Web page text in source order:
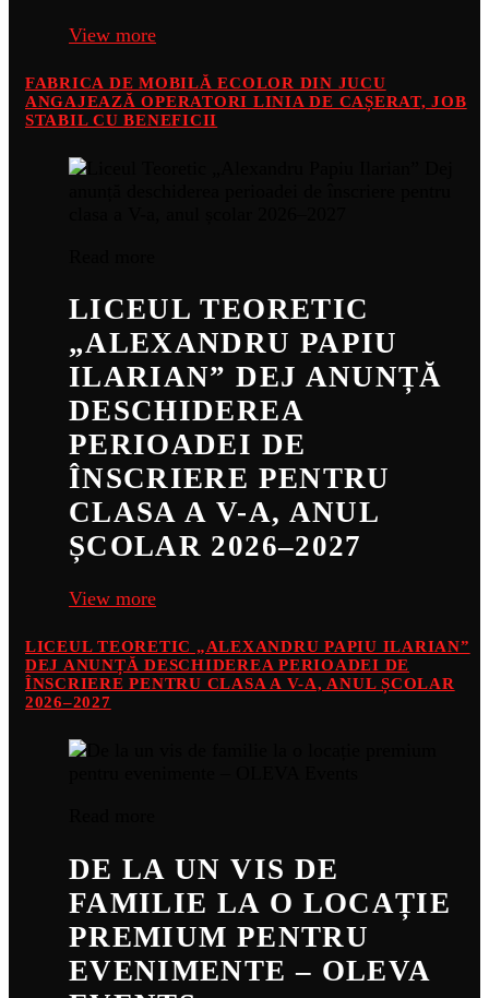
View more
FABRICA DE MOBILĂ ECOLOR DIN JUCU
ANGAJEAZĂ OPERATORI LINIA DE CAȘERAT, JOB
STABIL CU BENEFICII
LICEUL TEORETIC
„ALEXANDRU PAPIU
ILARIAN” DEJ ANUNȚĂ
DESCHIDEREA
PERIOADEI DE
ÎNSCRIERE PENTRU
CLASA A V-A, ANUL
ȘCOLAR 2026–2027
View more
LICEUL TEORETIC „ALEXANDRU PAPIU ILARIAN”
DEJ ANUNȚĂ DESCHIDEREA PERIOADEI DE
ÎNSCRIERE PENTRU CLASA A V-A, ANUL ȘCOLAR
2026–2027
DE LA UN VIS DE
FAMILIE LA O LOCAȚIE
PREMIUM PENTRU
EVENIMENTE – OLEVA